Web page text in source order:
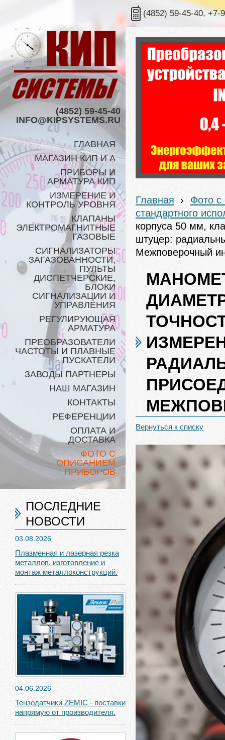
(4852) 59-45-40, +7-
(4852) 59-45-40
INFO@KIPSYSTEMS.RU
ГЛАВНАЯ
МАГАЗИН КИП И А
ПРИБОРЫ И
АРМАТУРА КИП
ИЗМЕРЕНИЕ И
КОНТРОЛЬ УРОВНЯ
КЛАПАНЫ
ЭЛЕКТРОМАГНИТНЫЕ
ГАЗОВЫЕ
СИГНАЛИЗАТОРЫ
ЗАГАЗОВАННОСТИ,
ПУЛЬТЫ
ДИСПЕТЧЕРСКИЕ,
БЛОКИ
СИГНАЛИЗАЦИИ И
УПРАВЛЕНИЯ
РЕГУЛИРУЮЩАЯ
АРМАТУРА
ПРЕОБРАЗОВАТЕЛИ
ЧАСТОТЫ И ПЛАВНЫЕ
ПУСКАТЕЛИ
ЗАВОДЫ ПАРТНЕРЫ
НАШ МАГАЗИН
КОНТАКТЫ
РЕФЕРЕНЦИИ
ОПЛАТА И
ДОСТАВКА
ФОТО С
ОПИСАНИЕМ
ПРИБОРОВ
ПОСЛЕДНИЕ
НОВОСТИ
03.08.2026
Плазменная и лазерная резка
металлов, изготовление и
монтаж металлоконструкций.
04.06.2026
Тензодатчики ZEMIC - поставки
напрямую от производителя.
Главная ›
Фото с
стандартного
корпуса 50 мм,
штуцер:
Межповерочный
Вернуться к списку